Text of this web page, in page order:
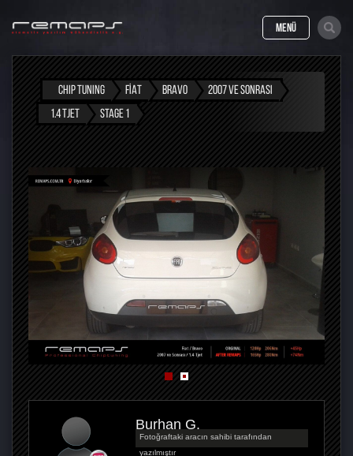
MENÜ
CHIP TUNING FIAT BRAVO
2007 VE SONRASI
1.4 TJET
STAGE 1
Burhan G.
Fotoğraftaki aracın sahibi tarafından
yazılmıştır